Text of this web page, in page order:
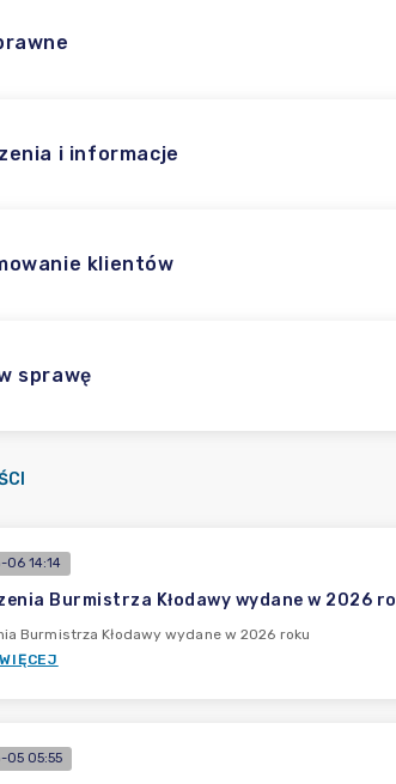
i informacje
klientów
sprawę
14:14
Burmistrza Kłodawy wydane w 2026
Burmistrza Kłodawy wydane w 2026 roku
05:55